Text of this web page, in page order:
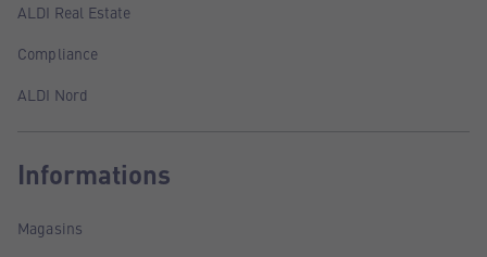
ALDI Real Estate
Compliance
ALDI Nord
Informations
Magasins